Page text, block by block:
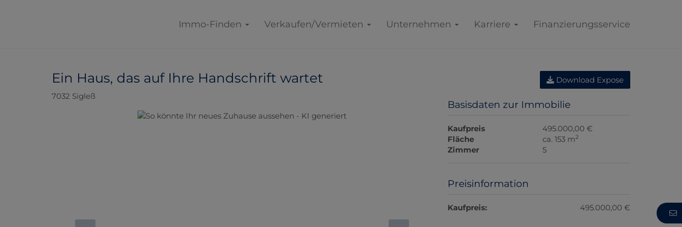
Immo-Finden Verkaufen/Vermieten Unternehmen Karriere Finanzierungsservice
Ein Haus, das auf Ihre Handschrift wartet
7032 Sigleß
Download Expose
Basisdaten zur Immobilie
Kaufpreis
495.000,00 €
Fläche
ca. 153 m2
Zimmer 5
Preisinformation
Kaufpreis: 495.000,00 €